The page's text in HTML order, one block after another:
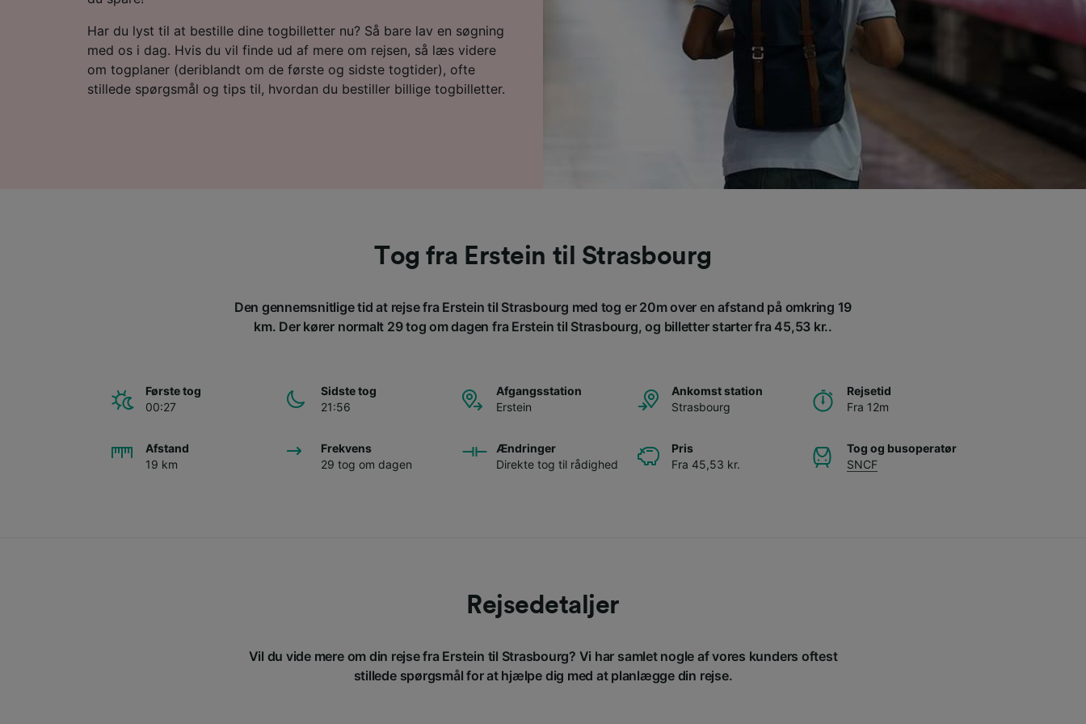
Har du lyst til at bestille dine togbilletter nu? Så bare lav en søgning
med os i dag. Hvis du vil finde ud af mere om rejsen, så læs videre
om togplaner (deriblandt om de første og sidste togtider), ofte
stillede spørgsmål og tips til, hvordan du bestiller billige togbilletter.
Tog fra Erstein til Strasbourg
Den gennemsnitlige tid at rejse fra Erstein til Strasbourg med tog er 20m over en afstand på omkring 19
km. Der kører normalt 29 tog om dagen fra Erstein til Strasbourg, og billetter starter fra 45,53 kr..
Første tog
00:27
Sidste tog
21:56
Afgangsstation
Erstein
Ankomst station
Strasbourg
Rejsetid
Fra 12m
Afstand
19 km
Frekvens
29 tog om dagen
Ændringer
Direkte tog til rådighed
Pris
Fra 45,53 kr.
Tog og busoperatør
SNCF
Rejsedetaljer
Vil du vide mere om din rejse fra Erstein til Strasbourg? Vi har samlet nogle af vores kunders oftest
stillede spørgsmål for at hjælpe dig med at planlægge din rejse.